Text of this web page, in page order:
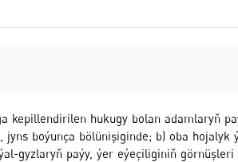
kepillendirilen hukugy bolan adamlaryň
jyns boýunça bölünişiginde; b) oba hojalyk
gyzlaryň paýy, ýer eýeçiliginiň görnüşleri